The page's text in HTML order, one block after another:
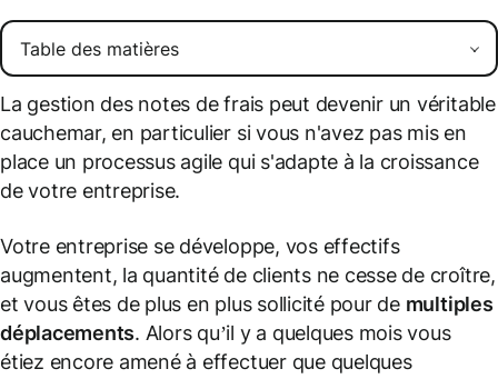
La gestion des notes de frais peut devenir un véritable
cauchemar, en particulier si vous n'avez pas mis en
place un processus agile qui s'adapte à la croissance
de votre entreprise.
Votre entreprise se développe, vos effectifs
augmentent, la quantité de clients ne cesse de croître,
et vous êtes de plus en plus sollicité pour de multiples
déplacements. Alors qu’il y a quelques mois vous
étiez encore amené à effectuer que quelques